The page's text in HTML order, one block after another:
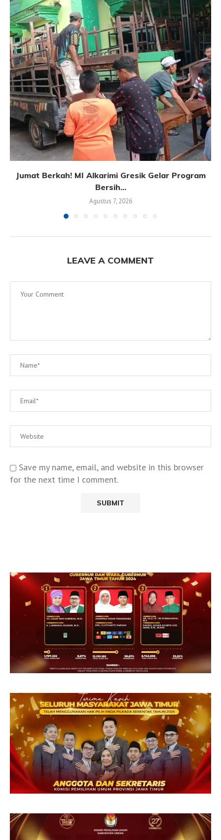
Jumat Berkah! MI Alkarimi Gresik Gelar Program
Bersih...
Agustus 7, 2026
LEAVE A COMMENT
Save my name, email, and website in this browser
for the next time I comment.